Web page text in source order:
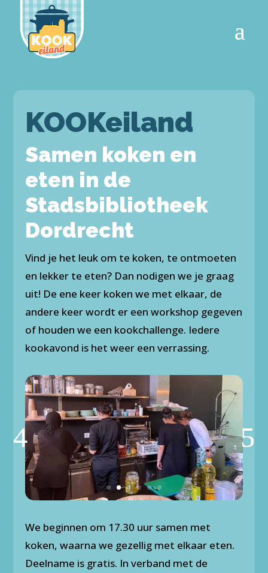
KOOKeiland
Samen koken en
eten in de
Stadsbibliotheek
Dordrecht
Vind je het leuk om te koken, te ontmoeten
en lekker te eten? Dan nodigen we je graag
uit! De ene keer koken we met elkaar, de
andere keer wordt er een workshop gegeven
of houden we een kookchallenge. Iedere
kookavond is het weer een verrassing.
We beginnen om 17.30 uur samen met
koken, waarna we gezellig met elkaar eten.
Deelname is gratis. In verband met de